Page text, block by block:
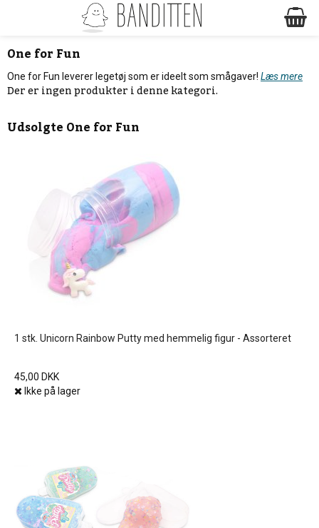
One for Fun
One for Fun leverer legetøj som er ideelt som smågaver! Læs mere
Der er ingen produkter i denne kategori.
UdsolgteOne for Fun
1 stk. Unicorn Rainbow Putty med hemmelig figur - Assorteret
45,00 DKK
Ikke på lager